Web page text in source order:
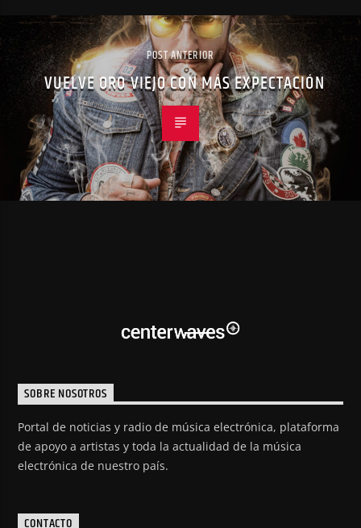
POST ANTERIOR
VUELVE ORO VIEJO CON MÁS EXPECTACIÓN
SOBRE NOSOTROS
Portal de noticias y radio de música electrónica, plataforma
de apoyo a artistas y toda la actualidad de la música
electrónica de nuestro país.